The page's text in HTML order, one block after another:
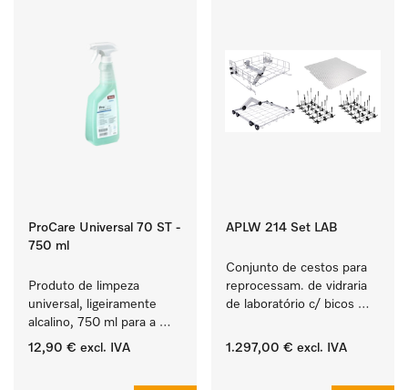
ProCare Universal 70 ST -
750 ml
Produto de limpeza
universal, ligeiramente
alcalino, 750 ml para a
remoção delicada de
12,90 € excl. IVA
APLW 214 Set LAB
Conjunto de cestos para
reprocessam. de vidraria
de laboratório c/ bicos
1.297,00 € excl. IVA